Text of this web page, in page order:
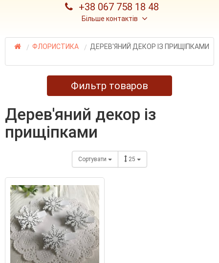
+38 067 758 18 48
Більше контактів
ФЛОРИСТИКА ДЕРЕВ'ЯНИЙ ДЕКОР ІЗ ПРИЩІПКАМИ
Фильтр товаров
дерев'яний декор із
прищіпками
Сортувати 25